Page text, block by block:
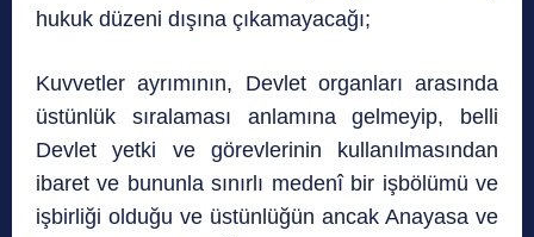
hukuk düzeni dışına çıkamayacağı;
Kuvvetler ayrımının, Devlet organları arasında
üstünlük sıralaması anlamına gelmeyip, belli
Devlet yetki ve görevlerinin kullanılmasından
ibaret ve bununla sınırlı medenî bir işbölümü ve
işbirliği olduğu ve üstünlüğün ancak Anayasa ve